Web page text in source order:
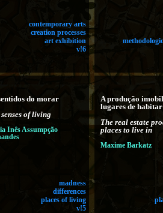
contemporary arts
creation processes
art exhibition
v!6
do morar
senses of living
Inês Assumpção
madness
differences
places of living
v!5
A produção
lugares de habitar
The real estate
places to live in
Maxime Barkatz